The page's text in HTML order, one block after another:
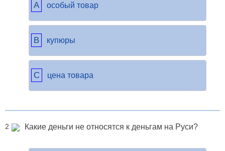
A особый товар
B купюры
C цена товара
2 Какие деньги не относятся к деньгам на Руси?